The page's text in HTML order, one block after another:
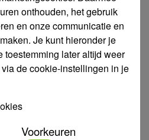
4XRM4/8
0,3 - 6 m3/u Binnendraad: 1 1/4"
opvoerhoogte: 58 m
onthouden, het gebruik
en onze communicatie en
Je kunt hieronder je
toestemming later altijd weer
de cookie-instellingen in je
Voorkeuren